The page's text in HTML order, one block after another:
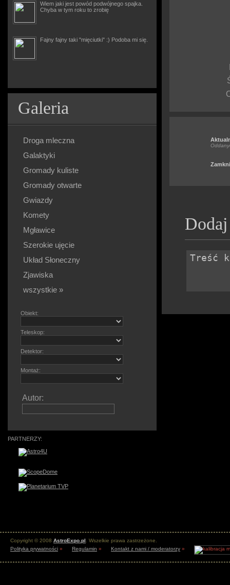
Wiem jaki jest powód podwójnego spajka.
Chyba w tym roku to zrobię
Fajny fajny taki "mięciutki" :) Podoba mi się.
Galeria
Droga mleczna
Galaktyki
Gromady kuliste
Gromady otwarte
Gwiazdy
Komety
Mgławice
Szerokie ujęcie
Układ Słoneczny
Zjawiska
wszystkie »
Obiekt:
Teleskop:
Detektor:
Montaż:
Autor:
PARTNERZY:
Copyright © 2008 AstroExpo.pl . Wszelkie prawa zastrzeżone.
Polityka prywatności » Regulamin » Kontakt z nami / moderatorzy »